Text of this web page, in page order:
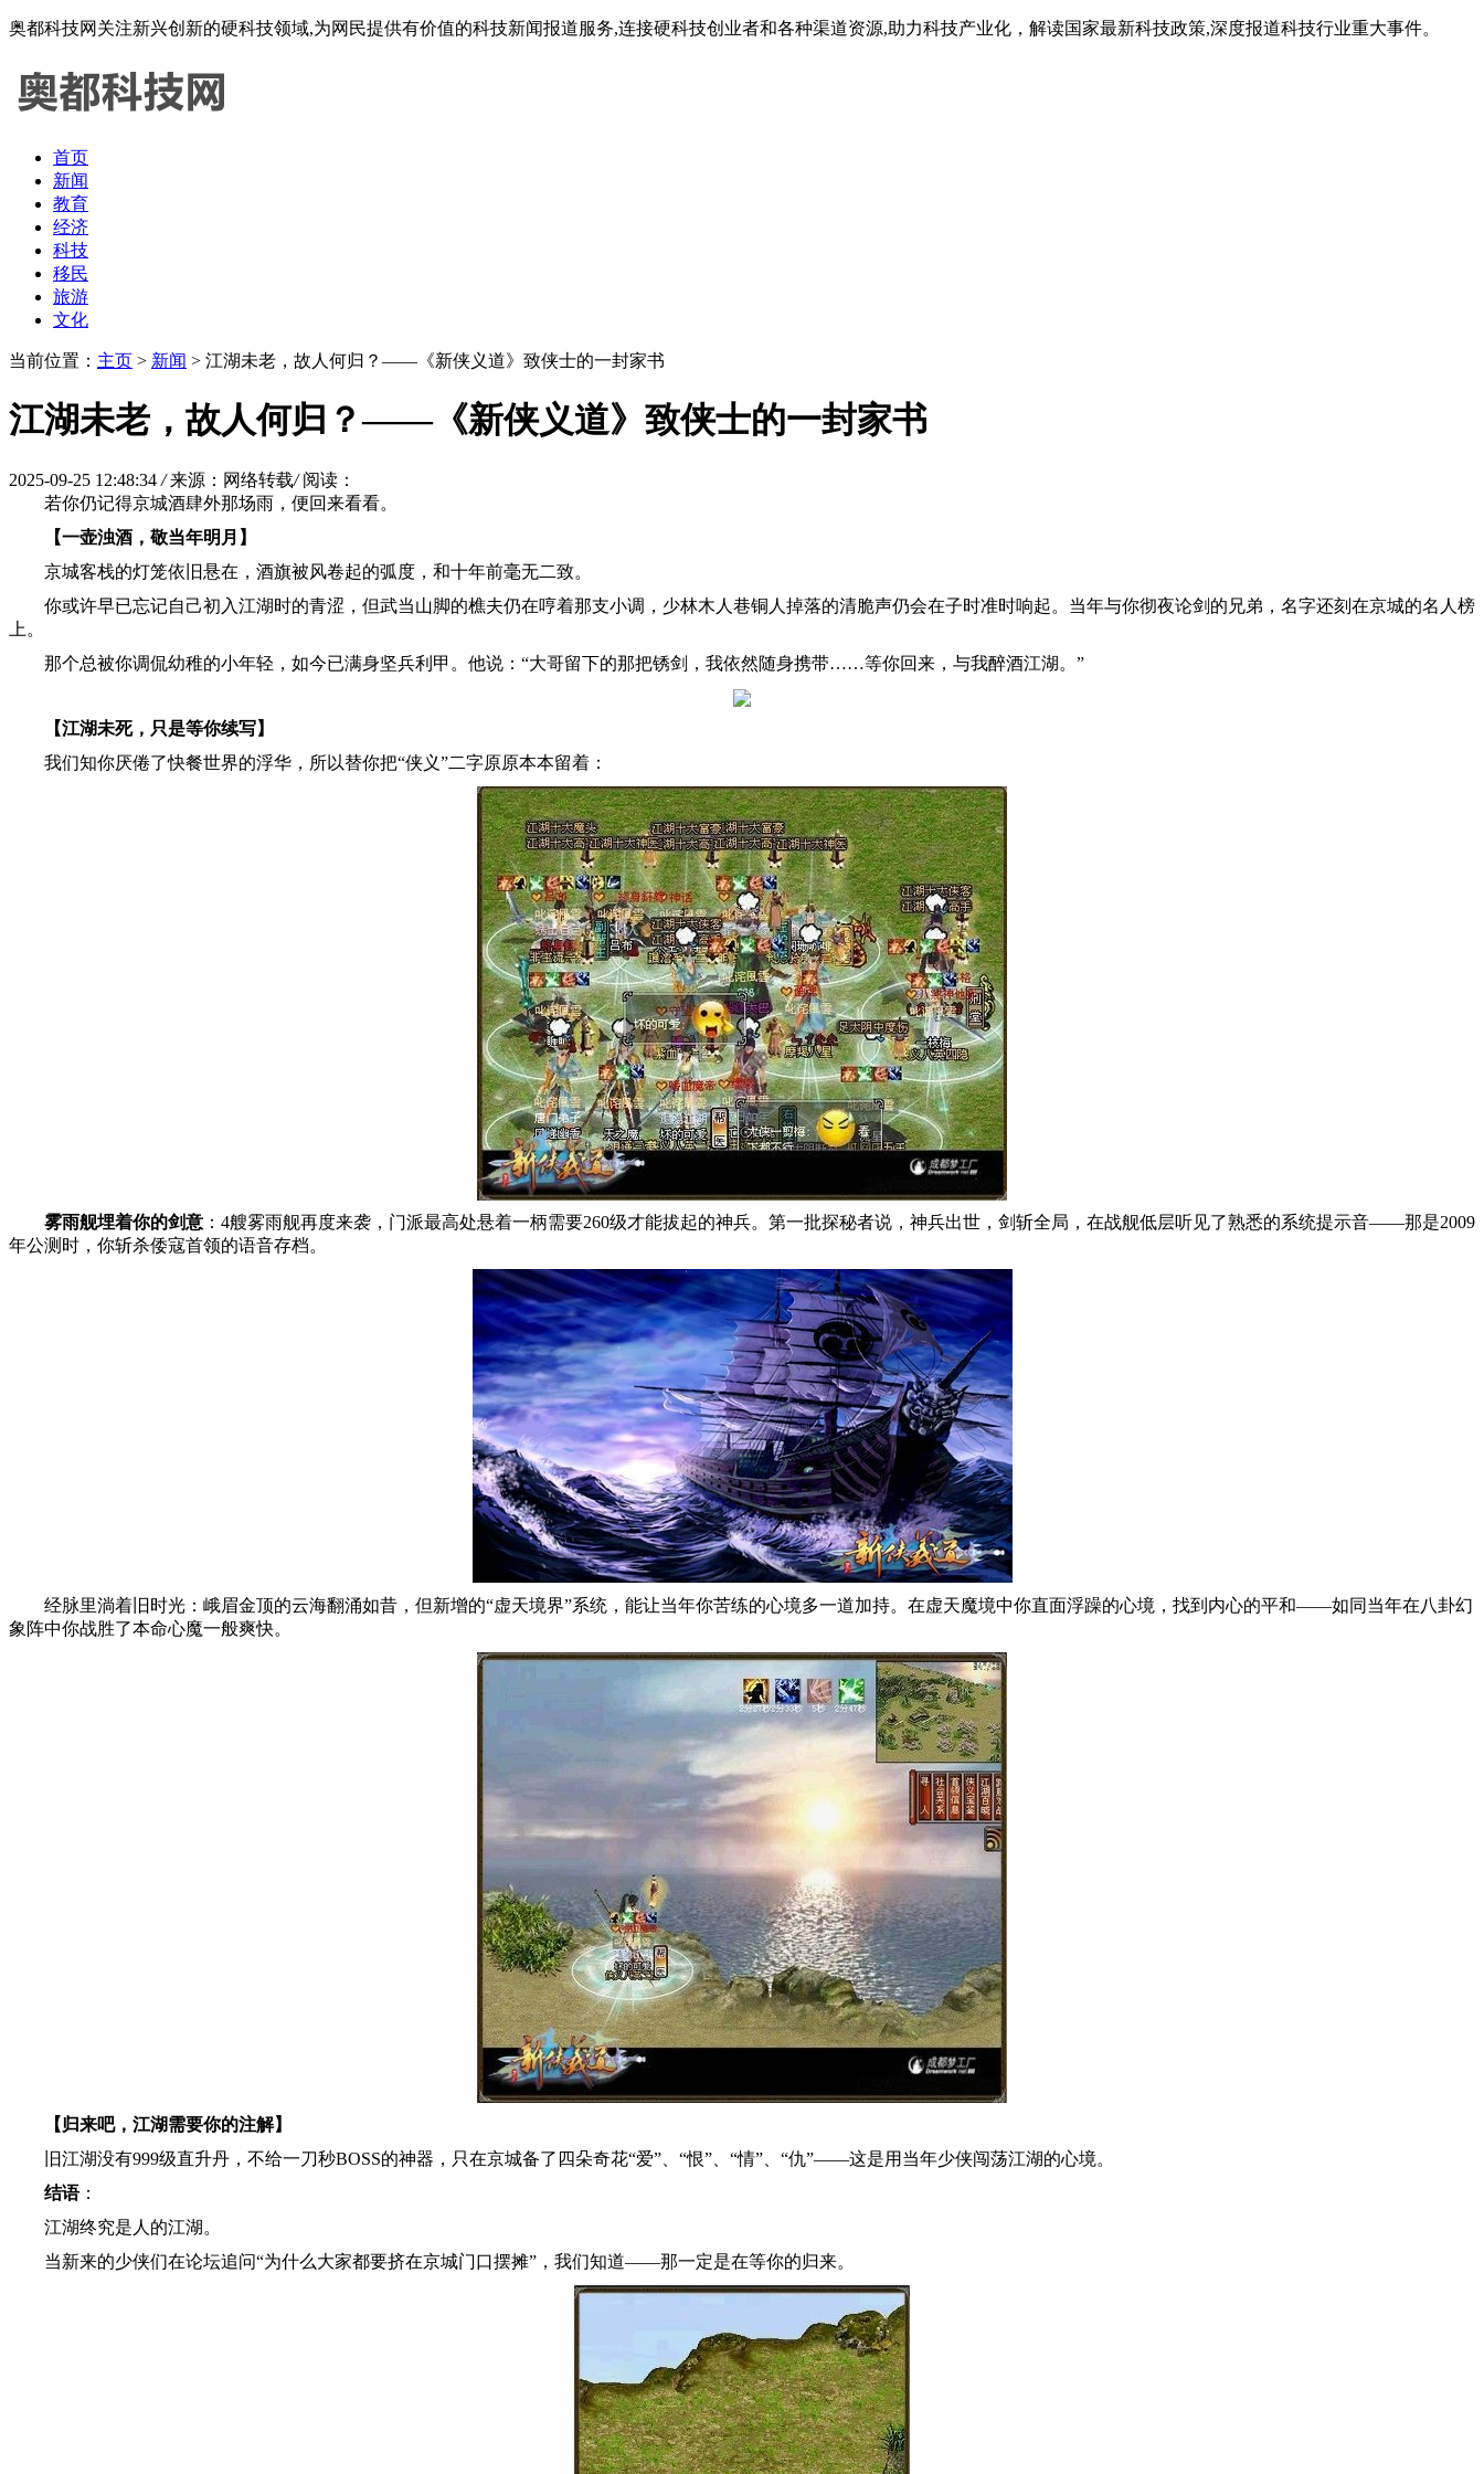
奥都科技网关注新兴创新的硬科技领域,为网民提供有价值的科技新闻报道服务,连接硬科技创业者和各种渠道资源,助力科技产业化，解读国家最新科技政策,深度报道科技行业重大事件。
首页
新闻
教育
经济
科技
移民
旅游
文化
当前位置： 主页 > 新闻 > 江湖未老，故人何归？——《新侠义道》致侠士的一封家书
江湖未老，故人何归？——《新侠义道》致侠士的一封家书
2025-09-25 12:48:34 / 来源：网络转载/ 阅读：
若你仍记得京城酒肆外那场雨，便回来看看。
【一壶浊酒，敬当年明月】
京城客栈的灯笼依旧悬在，酒旗被风卷起的弧度，和十年前毫无二致。
你或许早已忘记自己初入江湖时的青涩，但武当山脚的樵夫仍在哼着那支小调，少林木人巷铜人掉落的清脆声仍会在子时准时响起。当年与你彻夜论剑的兄弟，名字还刻在京城的名人榜
上。
那个总被你调侃幼稚的小年轻，如今已满身坚兵利甲。他说：“大哥留下的那把锈剑，我依然随身携带……等你回来，与我醉酒江湖。”
【江湖未死，只是等你续写】
我们知你厌倦了快餐世界的浮华，所以替你把“侠义”二字原原本本留着：
雾雨舰埋着你的剑意 ：4艘雾雨舰再度来袭，门派最高处悬着一柄需要260级才能拔起的神兵。第一批探秘者说，神兵出世，剑斩全局，在战舰低层听见了熟悉的系统提示音——那是2009
年公测时，你斩杀倭寇首领的语音存档。
经脉里淌着旧时光：峨眉金顶的云海翻涌如昔，但新增的“虚天境界”系统，能让当年你苦练的心境多一道加持。在虚天魔境中你直面浮躁的心境，找到内心的平和——如同当年在八卦幻
象阵中你战胜了本命心魔一般爽快。
【归来吧，江湖需要你的注解】
旧江湖没有999级直升丹，不给一刀秒BOSS的神器，只在京城备了四朵奇花“爱”、“恨”、“情”、“仇”——这是用当年少侠闯荡江湖的心境。
结语：
江湖终究是人的江湖。
当新来的少侠们在论坛追问“为什么大家都要挤在京城门口摆摊”，我们知道——那一定是在等你的归来。